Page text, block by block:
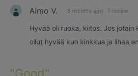
Aimo V. 8 months ago · 1 review
Hyvää oli ruoka, kiitos. Jos jotain
ollut hyvää kun kinkkua ja lihaa